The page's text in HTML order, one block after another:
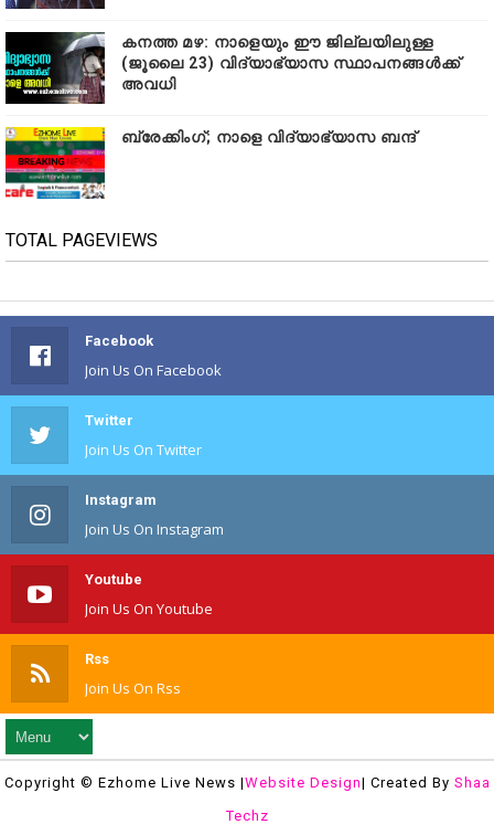
കനത്ത മഴ: നാളെയും ഈ ജില്ലയിലുള്ള
(ജൂലൈ 23) വിദ്യാഭ്യാസ സ്ഥാപനങ്ങൾക്ക്
അവധി
ബ്രേക്കിംഗ്; നാളെ വിദ്യാഭ്യാസ ബന്ദ്
TOTAL PAGEVIEWS
Facebook
Join Us On Facebook
Twitter
Join Us On Twitter
Instagram
Join Us On Instagram
Youtube
Join Us On Youtube
Rss
Join Us On Rss
Copyright © Ezhome Live News |Website Design| Created By Shaa
Techz